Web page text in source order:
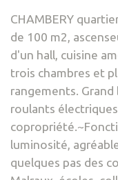
CHAMBERY
de 100 m2,
d'un hall, cuisine
trois chambres et
rangements.
roulants
luminosité,
quelques pas des